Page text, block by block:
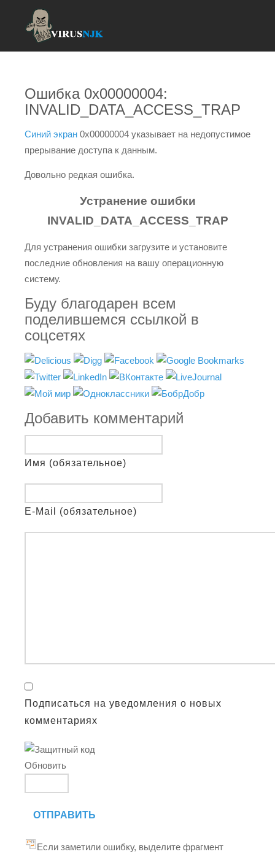
Ошибка 0x00000004:
INVALID_DATA_ACCESS_TRAP
Синий экран 0x00000004 указывает на недопустимое
прерывание доступа к данным.
Довольно редкая ошибка.
Устранение ошибки
INVALID_DATA_ACCESS_TRAP
Для устранения ошибки загрузите и установите
последние обновления на вашу операционную
систему.
Буду благодарен всем
поделившемся ссылкой в
соцсетях
Добавить комментарий
Имя (обязательное)
E-Mail (обязательное)
Подписаться на уведомления о новых
комментариях
Обновить
ОТПРАВИТЬ
Если заметили ошибку, выделите фрагмент